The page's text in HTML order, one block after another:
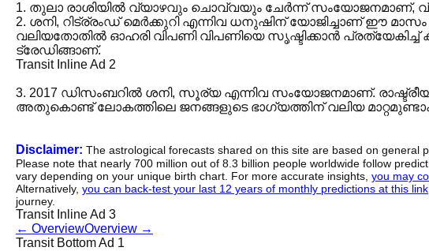
1. തുലാ രാശിയിൽ വ്യാഴവും ചൊവ്വയും ചേർന്ന് സംയോജനമാണ്,
2. ശനി, റിട്ര്രംഡ് മെർക്കുറി എന്നിവ ധനുഷിന് യോജിച്ചാണ് ഈ
വലിയതോതിൽ ഓഹരി വിപണി വിപണിയെ സൃഷ്ടിക്കാൻ പ്രത്യേകിച്ച്
ട്രേഡിങ്ങാണ്.
Transit Inline Ad 2
3. 2017 ഡിസംബറിൽ ശനി, സൂര്യ എന്നിവ സംയോജനമാണ്.
അതുകൊണ്ട് ലോകത്തിലെ ജനങ്ങളുടെ ഭാഗ്യത്തിന് വലിയ
Disclaimer: The astrological forecasts shared on this site are based on general
Please note that nearly 700 million out of 8.3 billion people worldwide follow
vary depending on your unique birth chart. For more accurate insights, you may
Alternatively, you can back-test your last 12 years of monthly predictions at this link
journey.
Transit Inline Ad 3
← OverviewOverview →
Transit Bottom Ad 1